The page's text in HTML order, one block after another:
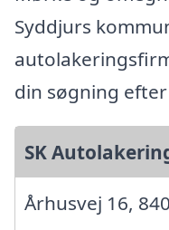
Syddjurs
din søgning
SK
Århusvej 16,